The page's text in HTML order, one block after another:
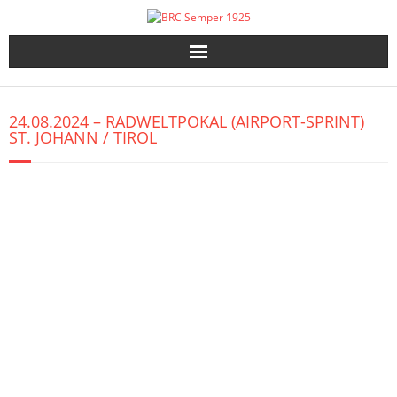
24.08.2024 – RADWELTPOKAL (AIRPORT-SPRINT)
ST. JOHANN / TIROL